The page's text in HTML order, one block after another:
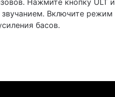
Нажмите кнопку ULT и
Включите режим
басов.